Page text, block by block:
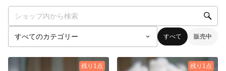
すべて 販売中
残り1点 残り1点